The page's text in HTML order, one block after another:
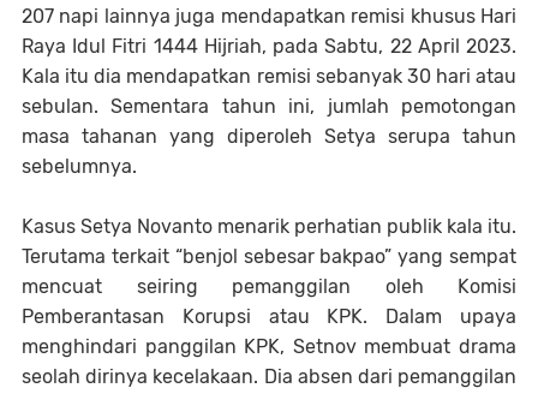
207 napi lainnya juga mendapatkan remisi khusus Hari
Raya Idul Fitri 1444 Hijriah, pada Sabtu, 22 April 2023.
Kala itu dia mendapatkan remisi sebanyak 30 hari atau
sebulan. Sementara tahun ini, jumlah pemotongan
masa tahanan yang diperoleh Setya serupa tahun
sebelumnya.
Kasus Setya Novanto menarik perhatian publik kala itu.
Terutama terkait “benjol sebesar bakpao” yang sempat
mencuat seiring pemanggilan oleh Komisi
Pemberantasan Korupsi atau KPK. Dalam upaya
menghindari panggilan KPK, Setnov membuat drama
seolah dirinya kecelakaan. Dia absen dari pemanggilan